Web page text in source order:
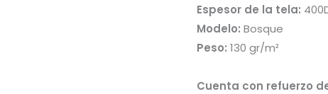
Espesor de la tela:
Modelo: Bosque
Peso: 130 gr/m²
Cuenta con refuerzo